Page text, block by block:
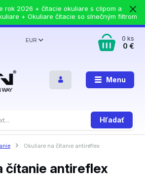
rok 2026 + čítacie okuliare s clipom a
+ Okuliare čítacie so slnečným filtrom
Menu
EUR
Hľadať
0ks
0 €
Okuliare na čítanie antireflex
čítanie antireflex